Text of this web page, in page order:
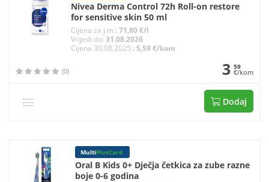
Nivea Derma Control 72h Roll-on restore
for sensitive skin 50 ml
Cijena za j.m.: 71,80 €/l
Vrijedi do: 31.08.2026
Cijena 30.08.2025.: 5,59 €/kom
(0) 3 59
€/kom
Dodaj
MultiPlusCard
Oral B Kids 0+ Dječja četkica za zube razne
boje 0-6 godina